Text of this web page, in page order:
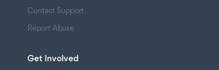
Contact Support
Report Abuse
Get Involved